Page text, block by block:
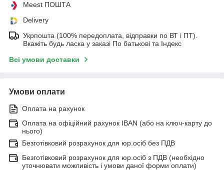
Meest ПОШТА
Delivery
Укрпошта (100% передоплата, відправки по ВТ і ПТ).
Вкажіть будь ласка у заказі По батькові та Індекс
Всі умови доставки
Умови оплати
Оплата на рахунок
Оплата на офіційний рахунок IBAN (або на ключ-карту до
нього)
Безготівковий розрахунок для юр.осіб без ПДВ
Безготівковий розрахунок для юр.осіб з ПДВ (необхідно
уточнювати можливість і умови даної форми оплати)